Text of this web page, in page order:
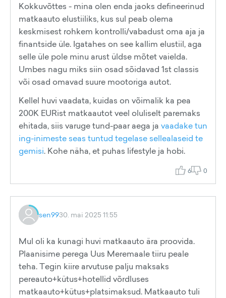
Kokkuvõttes - mina olen enda jaoks defineerinud
matkaauto elustiiliks, kus sul peab olema
keskmisest rohkem kontrolli/vabadust oma aja ja
finantside üle. Igatahes on see kallim elustiil, aga
selle üle pole minu arust üldse mõtet vaielda.
Umbes nagu miks siin osad sõidavad 1st classis
või osad omavad suure mootoriga autot.
Kellel huvi vaadata, kuidas on võimalik ka pea
200K EURist matkaautot veel oluliselt paremaks
ehitada, siis varuge tund-paar aega ja vaadake tun
ing-inimeste seas tuntud tegelase sellealaseid te
gemisi. Kohe näha, et puhas lifestyle ja hobi.
6 0
sen9930. mai 2025 11:55
Mul oli ka kunagi huvi matkaauto ära proovida.
Plaanisime perega Uus Meremaale tiiru peale
teha. Tegin kiire arvutuse palju maksaks
pereauto+kütus+hotellid võrdluses
matkaauto+kütus+platsimaksud. Matkaauto tuli